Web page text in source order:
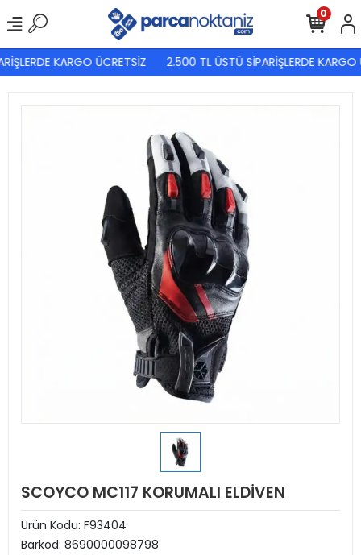
KARGO ÜCRETSİZ 2.500 TL ÜSTÜ SİPARİŞLERDE KARGO
0
SCOYCO MC117 KORUMALI ELDİVEN
Ürün Kodu: F93404
Barkod: 8690000098798